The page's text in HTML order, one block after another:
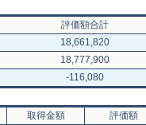
評価額合計
18,661,820
18,777,900
-116,080
取得金額 評価額